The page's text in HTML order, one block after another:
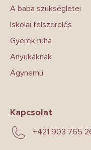
A baba szükségletei
Iskolai felszerelés
Gyerek ruha
Anyukáknak
Ágynemű
Kapcsolat
+421 903 765